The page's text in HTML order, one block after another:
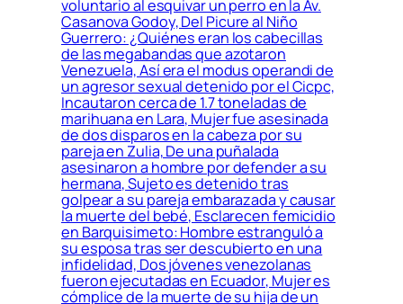
voluntario al esquivar un perro en la Av.
Casanova Godoy, Del Picure al Niño
Guerrero: ¿Quiénes eran los cabecillas
de las megabandas que azotaron
Venezuela, Así era el modus operandi de
un agresor sexual detenido por el Cicpc,
Incautaron cerca de 1.7 toneladas de
marihuana en Lara, Mujer fue asesinada
de dos disparos en la cabeza por su
pareja en Zulia, De una puñalada
asesinaron a hombre por defender a su
hermana, Sujeto es detenido tras
golpear a su pareja embarazada y causar
la muerte del bebé, Esclarecen femicidio
en Barquisimeto: Hombre estranguló a
su esposa tras ser descubierto en una
infidelidad, Dos jóvenes venezolanas
fueron ejecutadas en Ecuador, Mujer es
cómplice de la muerte de su hija de un